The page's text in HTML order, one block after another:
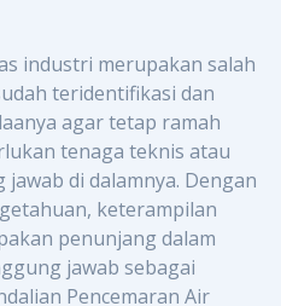
industri merupakan salah
teridentifikasi dan
agar tetap ramah
tenaga teknis atau
di dalamnya. Dengan
keterampilan
penunjang dalam
jawab sebagai
Pencemaran Air